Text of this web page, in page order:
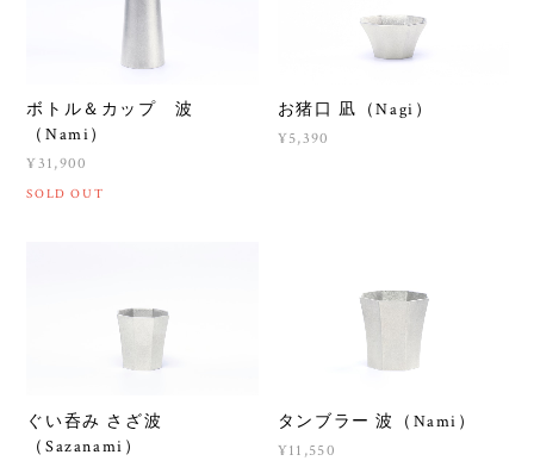
ボトル＆カップ 波
（Nami）
¥31,900
SOLD OUT
お猪口 凪（Nagi）
¥5,390
ぐい呑み さざ波
（Sazanami）
タンブラー 波（Nami）
¥11,550